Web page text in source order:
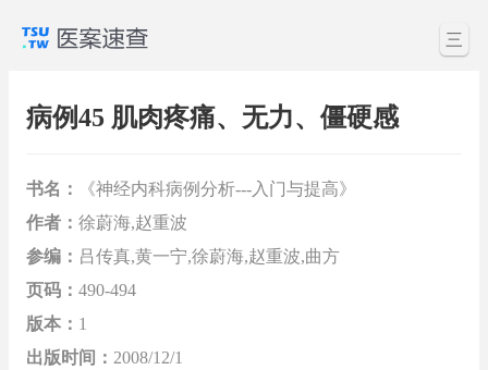
三
病例45 肌肉疼痛、无力、僵硬感
书名：
《神经内科病例分析---入门与提高》
作者： 徐蔚海,赵重波
参编： 吕传真,黄一宁,徐蔚海,赵重波,曲方
页码： 490-494
版本： 1
出版时间： 2008/12/1